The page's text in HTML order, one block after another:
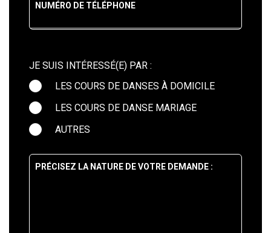
NUMÉRO DE TÉLÉPHONE
JE SUIS INTÉRESSÉ(E) PAR :
LES COURS DE DANSES À DOMICILE
LES COURS DE DANSE MARIAGE
AUTRES
PRÉCISEZ LA NATURE DE VOTRE DEMANDE :